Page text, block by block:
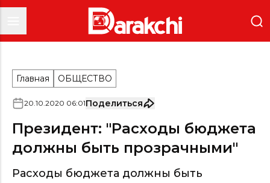
Главная ОБЩЕСТВО
20.10.2020 06:01Поделиться
Президент: "Расходы бюджета
должны быть прозрачными"
Расходы бюджета должны быть